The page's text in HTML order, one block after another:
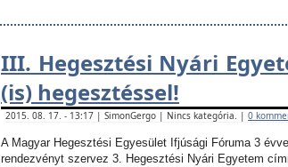
III. Hegesztési Nyári
(is) hegesztéssel!
2015. 08. 17. - 13:17 | SimonGergo | Nincs kategória. | 0
A Magyar Hegesztési Egyesület Ifjúsági Fóruma 3
rendezvényt szervez 3. Hegesztési Nyári Egyetem